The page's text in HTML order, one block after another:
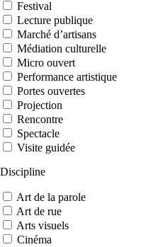
Festival
Lecture publique
Marché d’artisans
Médiation culturelle
Micro ouvert
Performance artistique
Portes ouvertes
Projection
Rencontre
Spectacle
Visite guidée
Discipline
Art de la parole
Art de rue
Arts visuels
Cinéma